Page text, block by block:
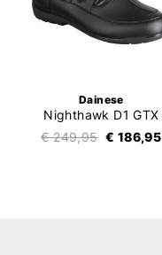
Dainese
Nighthawk D1 GTX
€ 249,95 € 186,95